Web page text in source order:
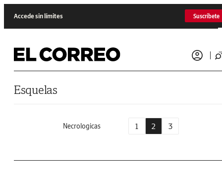
Accede sin límites Suscríbete
Esquelas
Necrologicas 1 2 3